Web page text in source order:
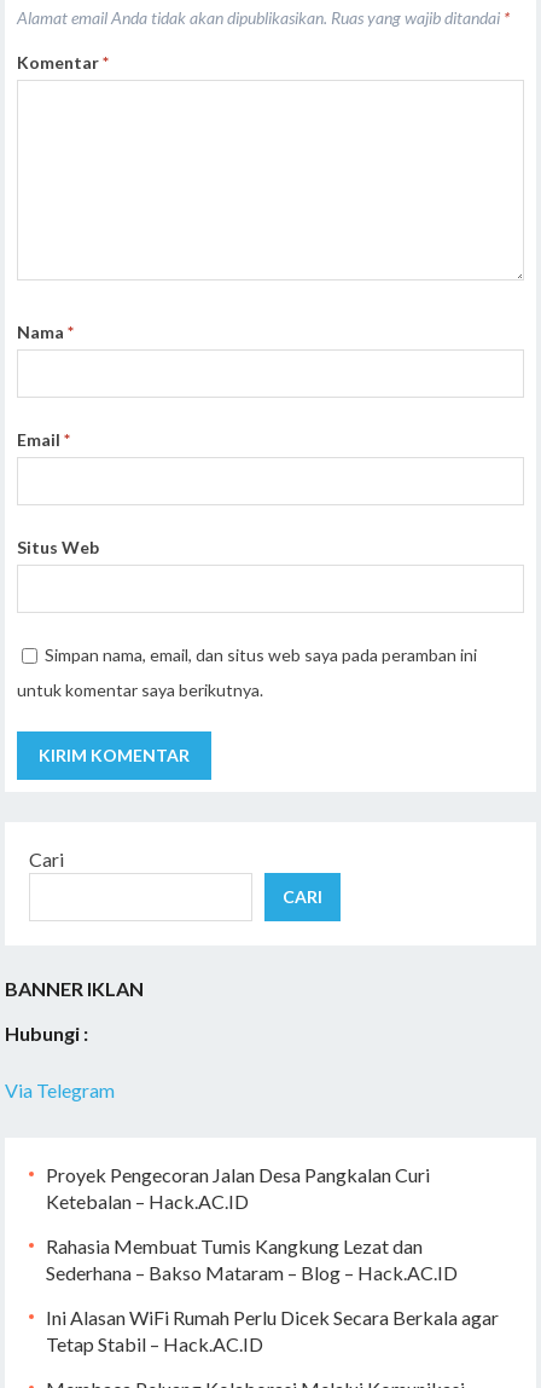
Alamat email Anda tidak akan dipublikasikan. Ruas yang wajib ditandai *
Komentar*
Nama*
Email*
Situs Web
Simpan nama, email, dan situs web saya pada peramban ini
untuk komentar saya berikutnya.
Cari
CARI
BANNER IKLAN
Hubungi :
Via Telegram
Proyek Pengecoran Jalan Desa Pangkalan Curi
Ketebalan – Hack.AC.ID
Rahasia Membuat Tumis Kangkung Lezat dan
Sederhana – Bakso Mataram – Blog – Hack.AC.ID
Ini Alasan WiFi Rumah Perlu Dicek Secara Berkala agar
Tetap Stabil – Hack.AC.ID